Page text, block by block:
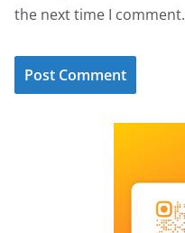
the next time I comment.